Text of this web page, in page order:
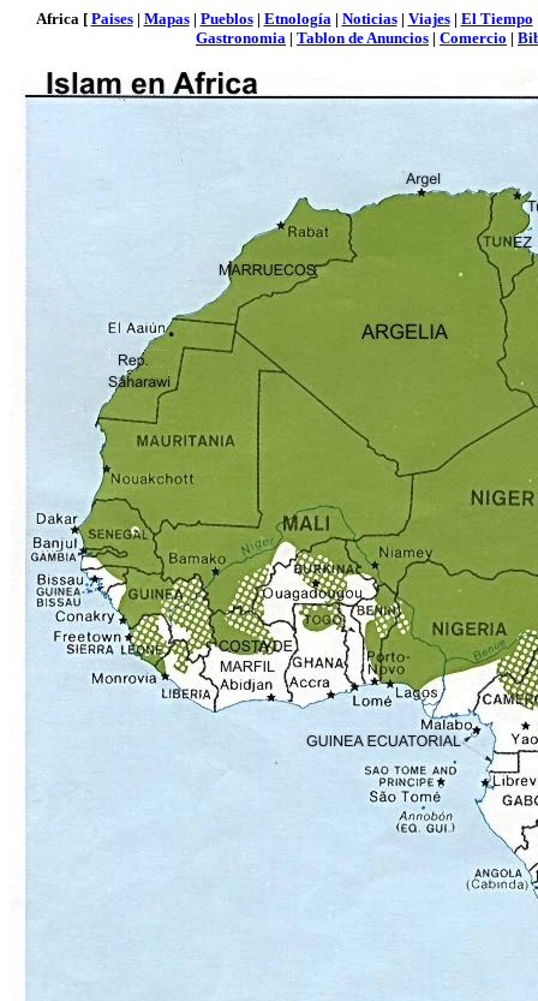
Africa [ Paises| Mapas| Pueblos| Etnología| Noticias| Viajes| El Tiempo
Gastronomia | Tablon de Anuncios | Comercio |